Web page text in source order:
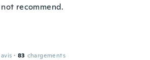
recommend.
avis · 83 chargements